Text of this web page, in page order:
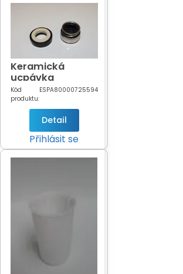
Keramická
ucpávka
čerpadla NIPER,
Basic, NOX 20, 25
Kód
produktu:
ESPA80000725594
Detail
Přihlásit se